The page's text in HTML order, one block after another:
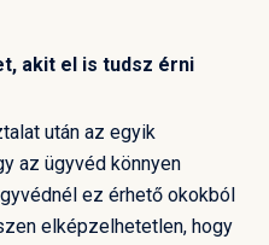
akit el is tudsz érni
után az egyik
az ügyvéd könnyen
ez érhető okokból
elképzelhetetlen, hogy